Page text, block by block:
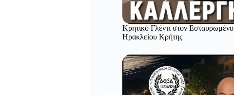
Κρητικό Γλέντι στον Εσταυρωμένο
Ηρακλείου Κρήτης